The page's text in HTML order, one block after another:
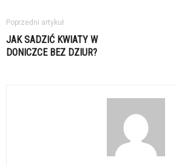
Poprzedni artykuł
JAK SADZIĆ KWIATY W
DONICZCE BEZ DZIUR?